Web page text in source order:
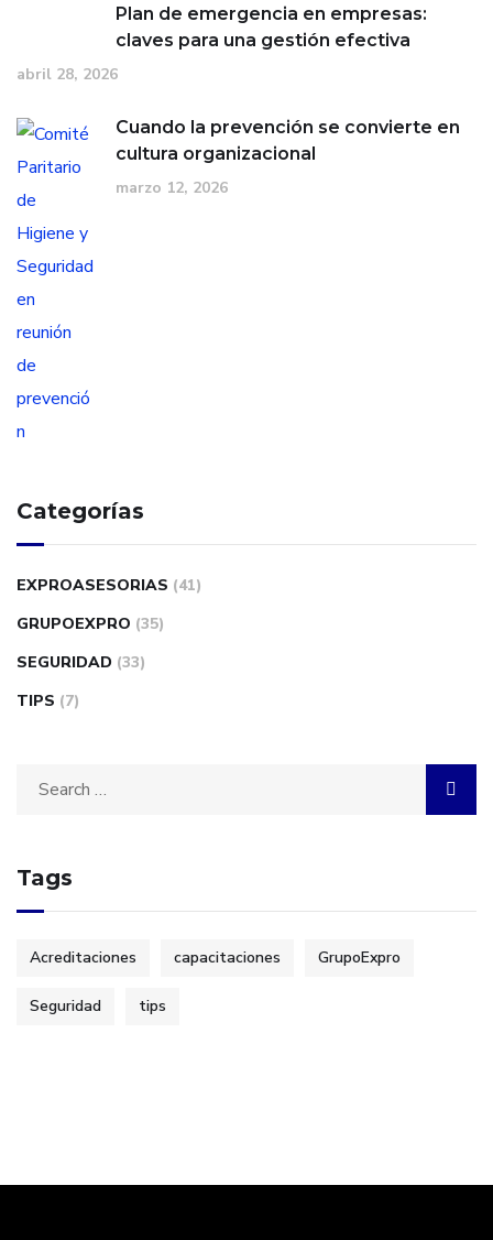
Plan de emergencia en empresas:
claves para una gestión efectiva
abril 28, 2026
Cuando la prevención se convierte en
cultura organizacional
marzo 12, 2026
Categorías
EXPROASESORIAS (41)
GRUPOEXPRO (35)
SEGURIDAD (33)
TIPS (7)
Tags
Acreditaciones capacitaciones GrupoExpro
Seguridad tips